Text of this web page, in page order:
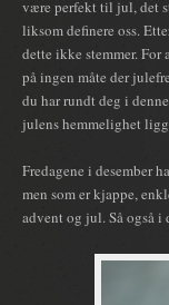
være perfekt til jul, det
liksom definere oss.
dette ikke stemmer.
på ingen måte der
du har rundt deg i
julens hemmelighet
Fredagene i desember
men som er kjappe,
advent og jul. Så også i